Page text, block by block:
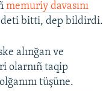
memuriy davasını
bitti, dep bildirdi.
alınğan ve
olarnıñ taqip
tüşüne.